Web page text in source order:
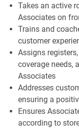
Takes an active
Associates on
Trains and
customer
Assigns
coverage needs,
Associates
Addresses
ensuring a
Ensures
according to